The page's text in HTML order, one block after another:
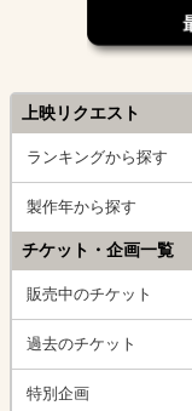
上映リクエスト
ランキングから探す
製作年から探す
チケット・企画一覧
販売中のチケット
過去のチケット
特別企画